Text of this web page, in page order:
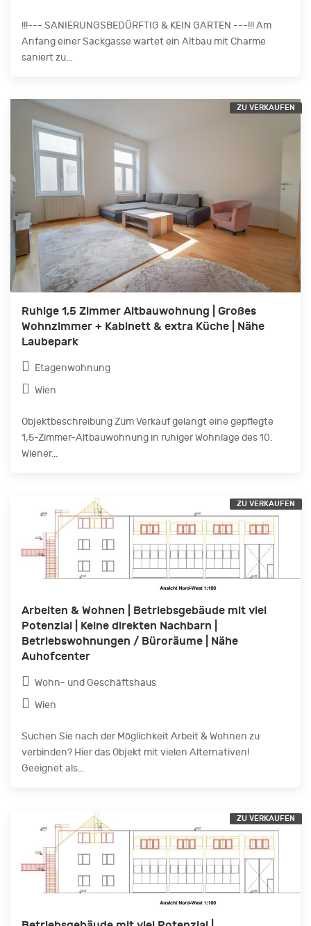
!!!--- SANIERUNGSBEDÜRFTIG & KEIN GARTEN ---!!! Am
Anfang einer Sackgasse wartet ein Altbau mit Charme
saniert zu...
Ruhige 1,5 Zimmer Altbauwohnung | Großes
Wohnzimmer + Kabinett & extra Küche | Nähe
Laubepark
Etagenwohnung
Wien
Objektbeschreibung Zum Verkauf gelangt eine gepflegte
1,5-Zimmer-Altbauwohnung in ruhiger Wohnlage des 10.
Wiener...
ZU VERKAUFEN
Arbeiten & Wohnen | Betriebsgebäude mit viel
Potenzial | Keine direkten Nachbarn |
Betriebswohnungen / Büroräume | Nähe
Auhofcenter
Wohn- und Geschäftshaus
Wien
Suchen Sie nach der Möglichkeit Arbeit & Wohnen zu
verbinden? Hier das Objekt mit vielen Alternativen!
Geeignet als...
ZU VERKAUFEN
ZU VERKAUFEN